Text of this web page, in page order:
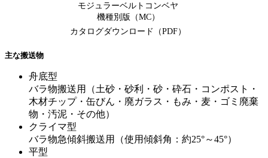
モジュラーベルトコンベヤ
機種別版（MC）
カタログダウンロード（PDF）
主な搬送物
舟底型
バラ物搬送用（土砂・砂利・砂・砕石・コンポスト・
木材チップ・缶びん・廃ガラス・もみ・麦・ゴミ廃棄
物・汚泥・その他）
クライマ型
バラ物急傾斜搬送用（使用傾斜角：約25°～45°）
平型